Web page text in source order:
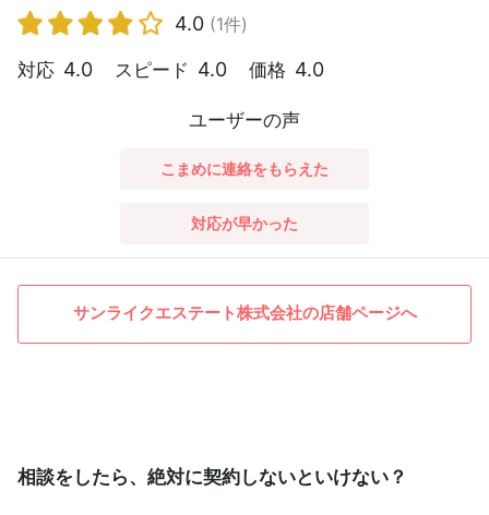
4.0 (1件)
対応 4.0 スピード 4.0 価格 4.0
ユーザーの声
こまめに連絡をもらえた
対応が早かった
サンライクエステート株式会社の店舗ページへ
相談をしたら、絶対に契約しないといけない？